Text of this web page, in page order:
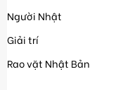
Người Nhật
Giải trí
Rao vặt Nhật Bản